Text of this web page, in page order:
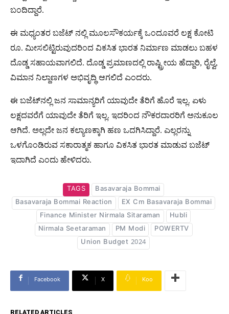
ಬಂದಿದ್ದಾರೆ.
ಈ ಮಧ್ಯಂತರ ಬಜೆಟ್ ನಲ್ಲಿ ಮೂಲಸೌಕರ್ಯಕ್ಕೆ ಒಂದೂವರೆ ಲಕ್ಷ ಕೋಟಿ
ರೂ. ಮೀಸಲಿಟ್ಟಿರುವುದರಿಂದ ವಿಕಸಿತ ಭಾರತ ನಿರ್ಮಾಣ ಮಾಡಲು ಬಹಳ
ದೊಡ್ಡ ಸಹಾಯವಾಗಲಿದೆ. ದೊಡ್ಡ ಪ್ರಮಾಣದಲ್ಲಿ ‌ರಾಷ್ಟ್ರೀಯ ಹೆದ್ದಾರಿ, ರೈಲ್ವೆ,
ವಿಮಾನ ನಿಲ್ದಾಣಗಳ ಅಭಿವೃದ್ಧಿ ಆಗಲಿದೆ ಎಂದರು.
ಈ ಬಜೆಟ್‌ನಲ್ಲಿ ಜನ ಸಾಮಾನ್ಯರಿಗೆ ಯಾವುದೇ ತೆರಿಗೆ ಹೊರೆ ಇಲ್ಲ. ಏಳು
ಲಕ್ಷದವರೆಗೆ ಯಾವುದೇ ತೆರಿಗೆ ಇಲ್ಲ. ಇದರಿಂದ ನೌಕರದಾರರಿಗೆ ಅನುಕೂಲ
ಆಗಿದೆ. ಅಲ್ಲದೇ ಜನ ಕಲ್ಯಾಣಕ್ಕಾಗಿ ಹಣ ಒದಗಿಸಿದ್ದಾರೆ. ಎಲ್ಲರನ್ನು
ಒಳಗೊಂಡಿರುವ ಸಕಾರಾತ್ಮಕ ಹಾಗೂ ವಿಕಸಿತ ಭಾರತ ಮಾಡುವ ಬಜೆಟ್
ಇದಾಗಿದೆ ಎಂದು ಹೇಳಿದರು.
TAGS
Basavaraja Bommai
Basavaraja Bommai Reaction
EX Cm Basavaraja Bommai
Finance Minister Nirmala Sitaraman
Hubli
Nirmala Seetaraman
PM Modi
POWERTV
Union Budget 2024
Facebook X Koo
RELATED ARTICLES